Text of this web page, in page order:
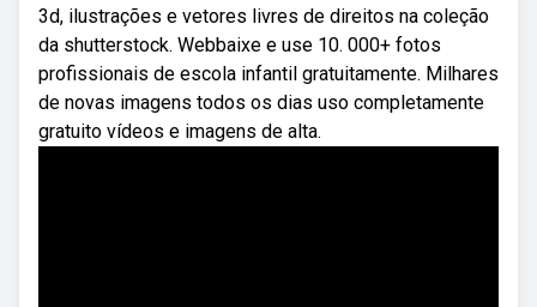
3d, ilustrações e vetores livres de direitos na coleção
da shutterstock. Webbaixe e use 10. 000+ fotos
profissionais de escola infantil gratuitamente. Milhares
de novas imagens todos os dias uso completamente
gratuito vídeos e imagens de alta.